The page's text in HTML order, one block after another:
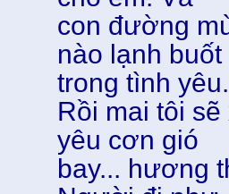
con đường
nào lạnh buốt
trong tình yêu.
Rồi mai tôi
yêu cơn gió
bay... hương